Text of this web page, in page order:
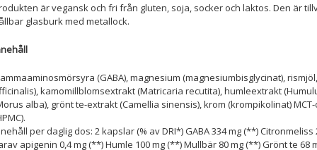
är vegansk och fri från gluten, soja, socker och laktos. Den är
glasburk med metallock.
(GABA), magnesium (magnesiumbisglycinat),
kamomillblomsextrakt (Matricaria recutita), humleextrakt
alba), grönt te-extrakt (Camellia sinensis), krom (krompikolinat)
per daglig dos: 2 kapslar (% av DRI*) GABA 334 mg (**)
apigenin 0,4 mg (**) Humle 100 mg (**) Mullbär 80 mg (**) Grönt te 68